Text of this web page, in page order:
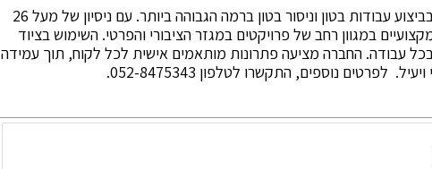
חברת פרץ ניסור וקידוח בטון מתמחה בביצוע עבודות בטון וניסור בטון ברמה הגבוהה ביותר. עם ניסיון של מעל 26
במגוון רחב של פרויקטים במגזר הציבורי והפרטי. השימוש בציוד
עבודה. החברה מציעה פתרונות מותאמים אישית לכל לקוח, תוך עמידה
לפרטים נוספים, התקשרו לטלפון 052-8475343.